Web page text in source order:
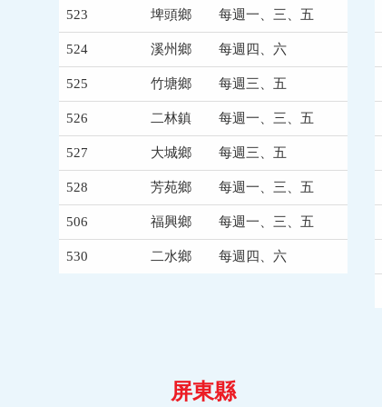
523 埤頭鄉 每週一、三、五
524 溪州鄉 每週四、六
525 竹塘鄉 每週三、五
526 二林鎮 每週一、三、五
527 大城鄉 每週三、五
528 芳苑鄉 每週一、三、五
506 福興鄉 每週一、三、五
530 二水鄉 每週四、六
屏東縣